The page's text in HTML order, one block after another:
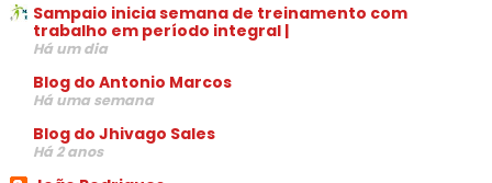
Sampaio inicia semana de treinamento com
trabalho em período integral |
Há um dia
Blog do Antonio Marcos
Há uma semana
Blog do Jhivago Sales
Há 2 anos